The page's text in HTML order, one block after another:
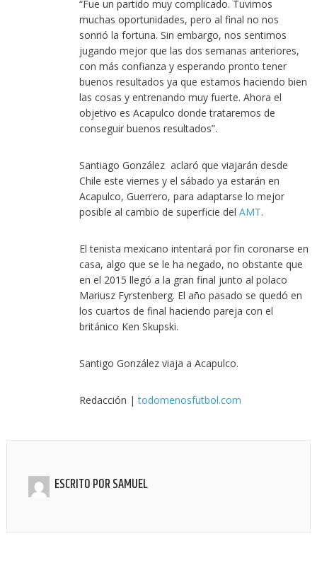
“Fue un partido muy complicado. Tuvimos
muchas oportunidades, pero al final no nos
sonrió la fortuna. Sin embargo, nos sentimos
jugando mejor que las dos semanas anteriores,
con más confianza y esperando pronto tener
buenos resultados ya que estamos haciendo bien
las cosas y entrenando muy fuerte. Ahora el
objetivo es Acapulco donde trataremos de
conseguir buenos resultados”.
Santiago González aclaró que viajarán desde
Chile este viernes y el sábado ya estarán en
Acapulco, Guerrero, para adaptarse lo mejor
posible al cambio de superficie delAMT.
El tenista mexicano intentará por fin coronarse en
casa, algo que se le ha negado, no obstante que
en el 2015 llegó a la gran final junto al polaco
Mariusz Fyrstenberg. El año pasado se quedó en
los cuartos de final haciendo pareja con el
británico Ken Skupski.
Santigo González viaja a Acapulco.
Redacción |todomenosfutbol.com
ESCRITO PORSAMUEL